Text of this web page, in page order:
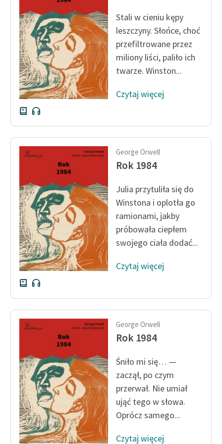
Ręce pełne poezji
Kolekcje edukacyjne
twórców przechodzących
do domeny publicznej,
lektur szkolnych oraz
Starego Testamentu
Odkurzamy bohaterów
Szkoła Poezji Wolnych
Lektur
O nas
O projekcie
Zespół
Zasady wykorzystania
Wolnych Lektur
Logotypy
Materiały promocyjne
Polityka prywatności
Regulamin biblioteki
Dane fundacji i
sprawozdania finansowe
Regulamin darowizn
Informacja o treściach
wrażliwych
Deklaracja dostępności
Stali w cieniu kępy
leszczyny. Słońce, choć
przefiltrowane przez
miliony liści, paliło ich
twarze. Winston...
Czytaj więcej
George Orwell
Rok 1984
Julia przytuliła się do
Winstona i oplotła go
ramionami, jakby
próbowała ciepłem
swojego ciała dodać...
Czytaj więcej
George Orwell
Rok 1984
Śniło mi się… —
zaczął, po czym
przerwał. Nie umiał
ująć tego w słowa.
Oprócz samego...
Czytaj więcej